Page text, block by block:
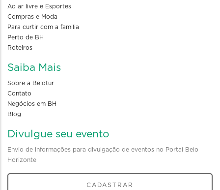
Ao ar livre e Esportes
Compras e Moda
Para curtir com a familia
Perto de BH
Roteiros
Saiba Mais
Sobre a Belotur
Contato
Negócios em BH
Blog
Divulgue seu evento
Envio de informações para divulgação de eventos no Portal Belo
Horizonte
CADASTRAR